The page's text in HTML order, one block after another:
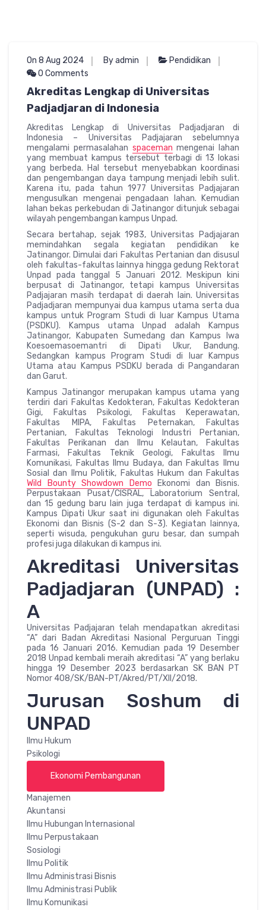
On 8 Aug 2024 By admin
Pendidikan
0 Comments
Akreditas Lengkap di Universitas
Padjadjaran di Indonesia
Akreditas Lengkap di Universitas Padjadjaran di
Indonesia – Universitas Padjajaran sebelumnya
mengalami permasalahan spaceman mengenai lahan
yang membuat kampus tersebut terbagi di 13 lokasi
yang berbeda. Hal tersebut menyebabkan koordinasi
dan pengembangan daya tampung menjadi lebih sulit.
Karena itu, pada tahun 1977 Universitas Padjajaran
mengusulkan mengenai pengadaan lahan. Kemudian
lahan bekas perkebudan di Jatinangor ditunjuk sebagai
wilayah pengembangan kampus Unpad.
Secara bertahap, sejak 1983, Universitas Padjajaran
memindahkan segala kegiatan pendidikan ke
Jatinangor. Dimulai dari Fakultas Pertanian dan disusul
oleh fakultas-fakultas lainnya hingga gedung Rektorat
Unpad pada tanggal 5 Januari 2012. Meskipun kini
berpusat di Jatinangor, tetapi kampus Universitas
Padjajaran masih terdapat di daerah lain. Universitas
Padjadjaran mempunyai dua kampus utama serta dua
kampus untuk Program Studi di luar Kampus Utama
(PSDKU). Kampus utama Unpad adalah Kampus
Jatinangor, Kabupaten Sumedang dan Kampus Iwa
Koesoemasoemantri di Dipati Ukur, Bandung.
Sedangkan kampus Program Studi di luar Kampus
Utama atau Kampus PSDKU berada di Pangandaran
dan Garut.
Kampus Jatinangor merupakan kampus utama yang
terdiri dari Fakultas Kedokteran, Fakultas Kedokteran
Gigi, Fakultas Psikologi, Fakultas Keperawatan,
Fakultas MIPA, Fakultas Peternakan, Fakultas
Pertanian, Fakultas Teknologi Industri Pertanian,
Fakultas Perikanan dan Ilmu Kelautan, Fakultas
Farmasi, Fakultas Teknik Geologi, Fakultas Ilmu
Komunikasi, Fakultas Ilmu Budaya, dan Fakultas Ilmu
Sosial dan Ilmu Politik, Fakultas Hukum dan Fakultas
Wild Bounty Showdown Demo Ekonomi dan Bisnis.
Perpustakaan Pusat/CISRAL, Laboratorium Sentral,
dan 15 gedung baru lain juga terdapat di kampus ini.
Kampus Dipati Ukur saat ini digunakan oleh Fakultas
Ekonomi dan Bisnis (S-2 dan S-3). Kegiatan lainnya,
seperti wisuda, pengukuhan guru besar, dan sumpah
profesi juga dilakukan di kampus ini.
Akreditasi Universitas
Padjadjaran (UNPAD) :
A
Universitas Padjajaran telah mendapatkan akreditasi
“A” dari Badan Akreditasi Nasional Perguruan Tinggi
pada 16 Januari 2016. Kemudian pada 19 Desember
2018 Unpad kembali meraih akreditasi “A” yang berlaku
hingga 19 Desember 2023 berdasarkan SK BAN PT
Nomor 408/SK/BAN-PT/Akred/PT/XII/2018.
Jurusan Soshum di
UNPAD
Ilmu Hukum
Psikologi
Ekonomi Pembangunan
Manajemen
Akuntansi
Ilmu Hubungan Internasional
Ilmu Perpustakaan
Sosiologi
Ilmu Politik
Ilmu Administrasi Bisnis
Ilmu Administrasi Publik
Ilmu Komunikasi